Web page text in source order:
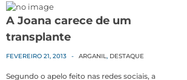
A Joana carece de um
transplante
FEVEREIRO 21, 2013 - ARGANIL, DESTAQUE
Segundo o apelo feito nas redes sociais, a